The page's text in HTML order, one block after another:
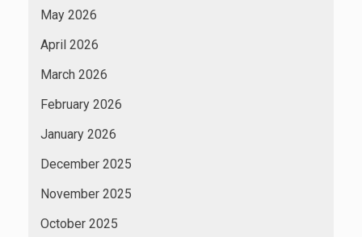
May 2026
April 2026
March 2026
February 2026
January 2026
December 2025
November 2025
October 2025